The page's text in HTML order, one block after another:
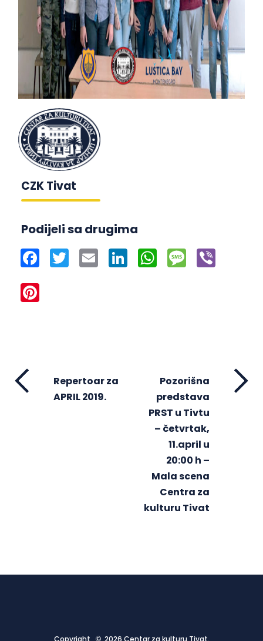
CZK Tivat
Podijeli sa drugima
Facebook
Twitter Email LinkedInWhatsApp
Message
Repertoar za
APRIL 2019.
Pozorišna
predstava
PRST u Tivtu
– četvrtak,
11.april u
20:00 h –
Mala scena
Centra za
kulturu Tivat
Copyright © 2026 Centar za kulturu Tivat.